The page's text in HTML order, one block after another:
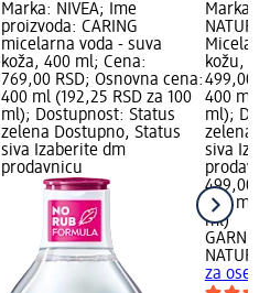
Marka: NIVEA; Ime
proizvoda: CARING
micelarna voda - suva
koža, 400 ml; Cena:
769,00 RSD; Osnovna cena:
400 ml (192,25 RSD za 100
ml); Dostupnost: Status
zelena Dostupno, Status
siva Izaberite dm
prodavnicu
Marka:
kožu,
499,00
400 ml
ml);
zelena
siva
499,00
400 ml
ml)
za